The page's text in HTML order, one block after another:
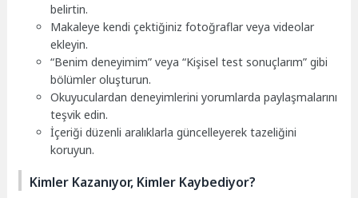
belirtin.
Makaleye kendi çektiğiniz fotoğraflar veya videolar
ekleyin.
“Benim deneyimim” veya “Kişisel test sonuçlarım” gibi
bölümler oluşturun.
Okuyuculardan deneyimlerini yorumlarda paylaşmalarını
teşvik edin.
İçeriği düzenli aralıklarla güncelleyerek tazeliğini
koruyun.
Kimler Kazanıyor, Kimler Kaybediyor?